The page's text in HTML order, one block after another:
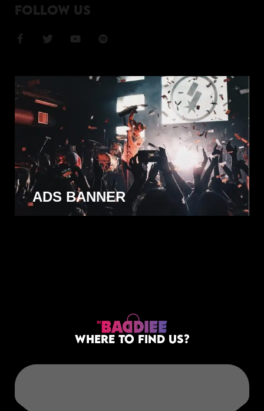
FOLLOW US
ADS BANNER
WHERE TO FIND US?